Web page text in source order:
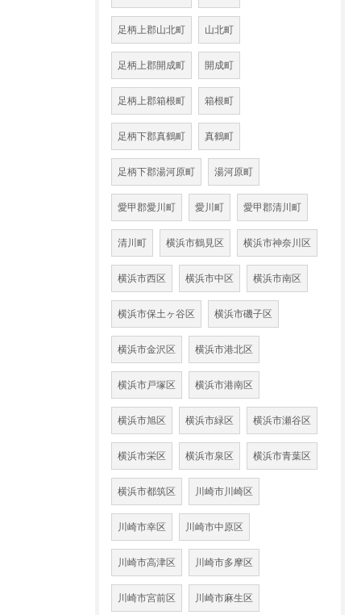
足柄上郡山北町 山北町
足柄上郡開成町 開成町
足柄上郡箱根町 箱根町
足柄下郡真鶴町 真鶴町
足柄下郡湯河原町 湯河原町
愛甲郡愛川町 愛川町 愛甲郡清川町
清川町 横浜市鶴見区 横浜市神奈川区
横浜市西区 横浜市中区 横浜市南区
横浜市保土ヶ谷区 横浜市磯子区
横浜市金沢区 横浜市港北区
横浜市戸塚区 横浜市港南区
横浜市旭区 横浜市緑区 横浜市瀬谷区
横浜市栄区 横浜市泉区 横浜市青葉区
横浜市都筑区 川崎市川崎区
川崎市幸区 川崎市中原区
川崎市高津区 川崎市多摩区
川崎市宮前区 川崎市麻生区